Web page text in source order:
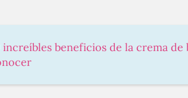
increíbles beneficios de la crema